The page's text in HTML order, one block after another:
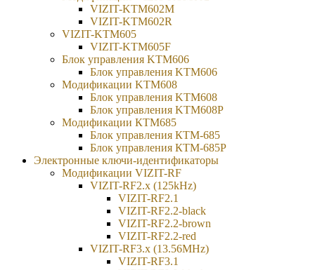
VIZIT-KTM602M
VIZIT-KTM602R
VIZIT-KTM605
VIZIT-KTM605F
Блок управления KTM606
Блок управления KTM606
Модификации KTM608
Блок управления KTM608
Блок управления KTM608Р
Модификации КТМ685
Блок управления КТМ-685
Блок управления КТМ-685Р
Электронные ключи-идентификаторы
Модификации VIZIT-RF
VIZIT-RF2.x (125kHz)
VIZIT-RF2.1
VIZIT-RF2.2-black
VIZIT-RF2.2-brown
VIZIT-RF2.2-red
VIZIT-RF3.x (13.56MHz)
VIZIT-RF3.1